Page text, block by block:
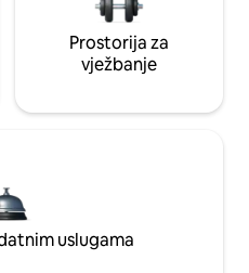
Prostorija za
vježbanje
uslugama